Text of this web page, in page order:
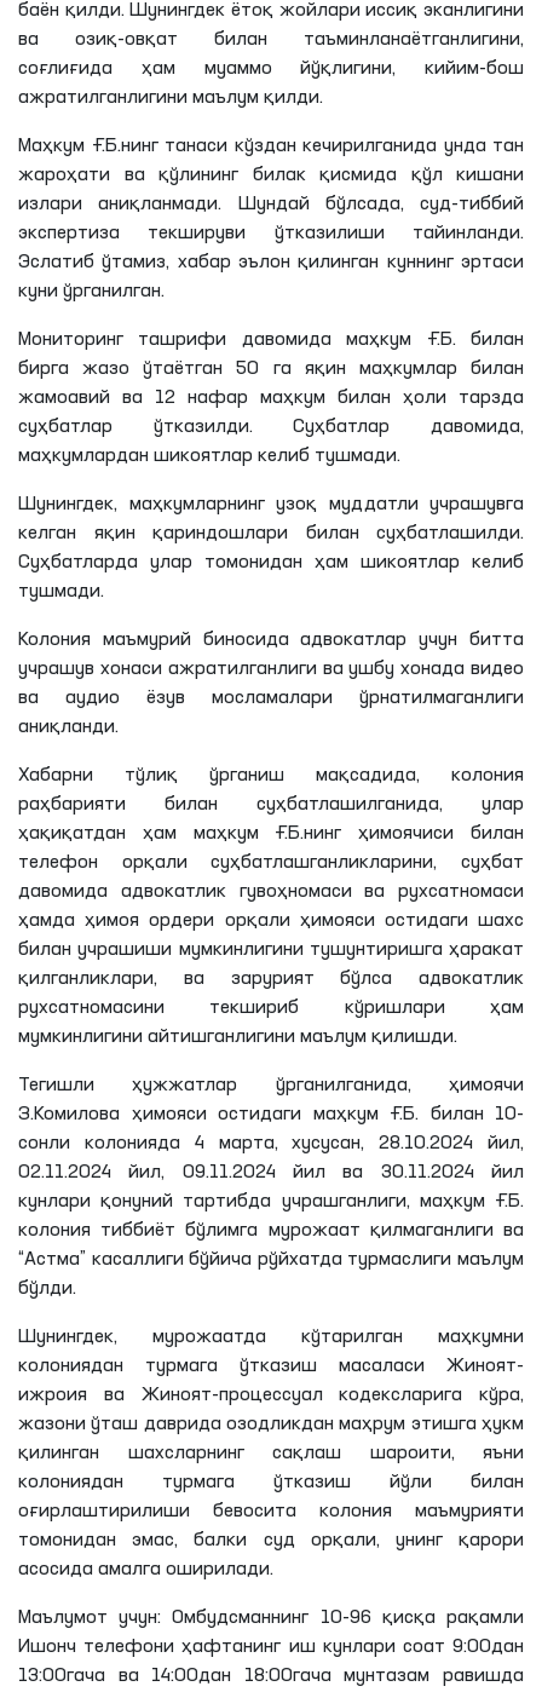
баён қилди. Шунингдек ётоқ жойлари иссиқ эканлигини
ва озиқ-овқат билан таъминланаётганлигини,
соғлиғида ҳам муаммо йўқлигини, кийим-бош
ажратилганлигини маълум қилди.
Маҳкум Ғ.Б.нингтанаси кўздан кечирилганида унда тан
жароҳати ва қўлининг билак қисмида қўл кишани
излари аниқланмади. Шундай бўлсада, суд-тиббий
экспертиза текшируви ўтказилиши тайинланди.
Эслатиб ўтамиз, хабар эълон қилинган куннинг эртаси
куни ўрганилган.
Мониторинг ташрифи давомида маҳкум Ғ.Б. билан
бирга жазо ўтаётган 50 га яқин маҳкумлар билан
жамоавий ва 12 нафар маҳкум билан ҳоли тарзда
суҳбатлар ўтказилди. Суҳбатлар давомида,
маҳкумлардан шикоятлар келиб тушмади.
Шунингдек, маҳкумларнинг узоқ муддатли учрашувга
келган яқин қариндошлари билан суҳбатлашилди.
Суҳбатларда улар томонидан ҳам шикоятлар келиб
тушмади.
Колония маъмурий биносида адвокатлар учун битта
учрашув хонаси ажратилганлиги ва ушбу хонада видео
ва аудио ёзув мосламалари ўрнатилмаганлиги
аниқланди.
Хабарни тўлиқ ўрганиш мақсадида, колония
раҳбарияти билан суҳбатлашилганида, улар
ҳақиқатдан ҳам маҳкум Ғ.Б.нинг ҳимоячиси билан
телефон орқали суҳбатлашганликларини, суҳбат
давомида адвокатлик гувоҳномаси ва рухсатномаси
ҳамда ҳимоя ордери орқали ҳимояси остидаги шахс
билан учрашиши мумкинлигини тушунтиришга ҳаракат
қилганликлари, ва зарурият бўлса адвокатлик
рухсатномасини текшириб кўришлари ҳам
мумкинлигини айтишганлигини маълум қилишди.
Тегишли ҳужжатлар ўрганилганида, ҳимоячи
З.Комилова ҳимояси остидаги маҳкум Ғ.Б. билан 10-
сонли колонияда 4 марта, хусусан, 28.10.2024 йил,
02.11.2024 йил, 09.11.2024 йил ва 30.11.2024 йил
кунлари қонуний тартибда учрашганлиги, маҳкум Ғ.Б.
колония тиббиёт бўлимга мурожаат қилмаганлиги ва
“Астма” касаллиги бўйича рўйхатда турмаслиги маълум
бўлди.
Шунингдек, мурожаатда кўтарилган маҳкумни
колониядан турмага ўтказиш масаласи Жиноят-
ижроия ва Жиноят-процессуал кодексларига кўра,
жазони ўташ даврида озодликдан маҳрум этишга ҳукм
қилинган шахсларнинг сақлаш шароити, яъни
колониядан турмага ўтказиш йўли билан
оғирлаштирилиши бевосита колония маъмурияти
томонидан эмас, балки суд орқали, унинг қарори
асосида амалга оширилади.
Маълумот учун: Омбудсманнинг 10-96 қисқа рақамли
Ишонч телефони ҳафтанинг иш кунлари соат 9:00дан
13:00гача ва 14:00дан 18:00гача мунтазам равишда